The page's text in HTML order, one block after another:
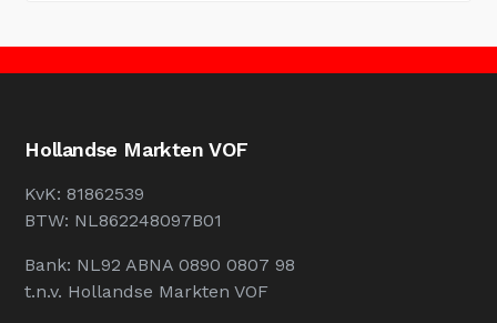
Hollandse Markten VOF
KvK: 81862539
BTW: NL862248097B01
Bank: NL92 ABNA 0890 0807 98
t.n.v. Hollandse Markten VOF